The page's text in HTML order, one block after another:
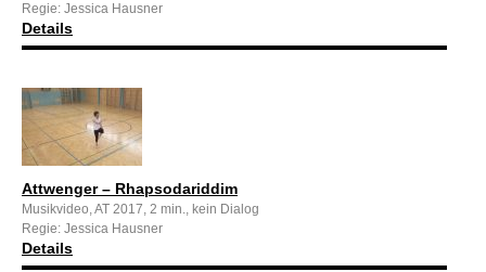
Regie: Jessica Hausner
Details
Attwenger – Rhapsodariddim
Musikvideo, AT 2017, 2 min., kein Dialog
Regie: Jessica Hausner
Details